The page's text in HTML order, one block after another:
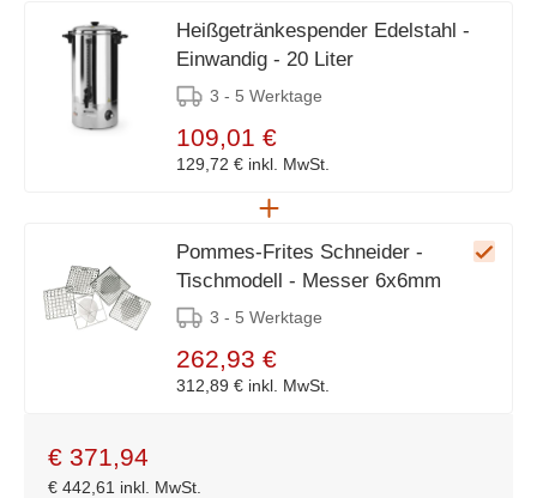
Heißgetränkespender Edelstahl -
Einwandig - 20 Liter
3 - 5 Werktage
109,01 €
129,72 € inkl. MwSt.
Pommes-Frites Schneider -
Tischmodell - Messer 6x6mm
3 - 5 Werktage
262,93 €
312,89 € inkl. MwSt.
€ 371,94
€ 442,61 inkl. MwSt.